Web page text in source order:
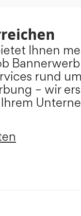
Ihnen
rund
– wir